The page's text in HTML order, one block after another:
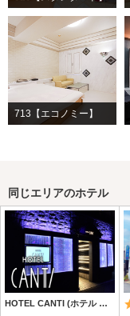
713【エコノミー】
同じエリアのホテル
HOTEL CANTI (ホテル キャンティ)